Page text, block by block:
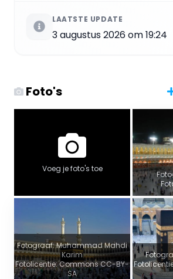
LAATSTE UPDATE
3 augustus 2026 om 19:24
Foto's
Voeg je foto's toe
Fotograaf: Muhammad Mahdi
Karim
Fotolicentie: Commons CC-BY-
SA